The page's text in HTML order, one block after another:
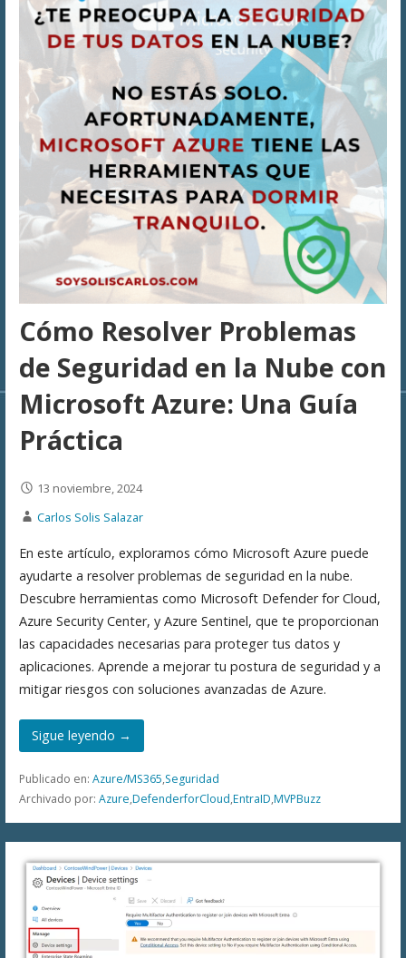
Cómo Resolver Problemas
de Seguridad en la Nube con
Microsoft Azure: Una Guía
Práctica
13 noviembre, 2024
Carlos Solis Salazar
En este artículo, exploramos cómo Microsoft Azure puede
ayudarte a resolver problemas de seguridad en la nube.
Descubre herramientas como Microsoft Defender for Cloud,
Azure Security Center, y Azure Sentinel, que te proporcionan
las capacidades necesarias para proteger tus datos y
aplicaciones. Aprende a mejorar tu postura de seguridad y a
mitigar riesgos con soluciones avanzadas de Azure.
Sigue leyendo →
Publicado en: Azure/MS365,Seguridad
Archivado por: Azure,DefenderforCloud,EntraID,MVPBuzz